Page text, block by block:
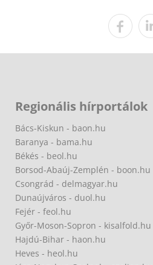
Regionális hírportálok
Bács-Kiskun - baon.hu
Baranya - bama.hu
Békés - beol.hu
Borsod-Abaúj-Zemplén - boon.hu
Csongrád - delmagyar.hu
Dunaújváros - duol.hu
Fejér - feol.hu
Győr-Moson-Sopron - kisalfold.hu
Hajdú-Bihar - haon.hu
Heves - heol.hu